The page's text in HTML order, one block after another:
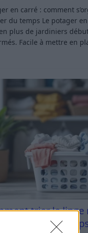
en carré : comment
du temps Le potager
plus de jardiniers
Facile à mettre en
trier le linge
y passer du